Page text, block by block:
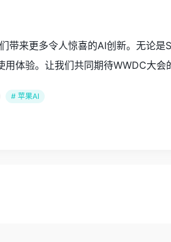
带来更多令人惊喜的AI创新。无论
体验。让我们共同期待WWDC大会
# 苹果AI